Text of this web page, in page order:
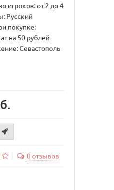
игроков: от 2 до 4
Русский
покупке:
на 50 рублей
Севастополь
0 отзывов